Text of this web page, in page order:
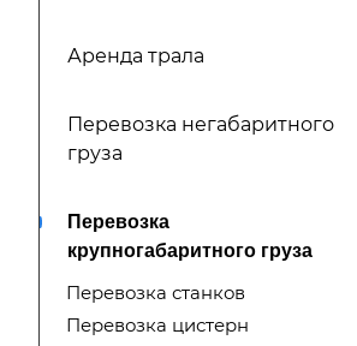
Аренда трала
Перевозка негабаритного
груза
Перевозка
крупногабаритного груза
Перевозка станков
Перевозка цистерн